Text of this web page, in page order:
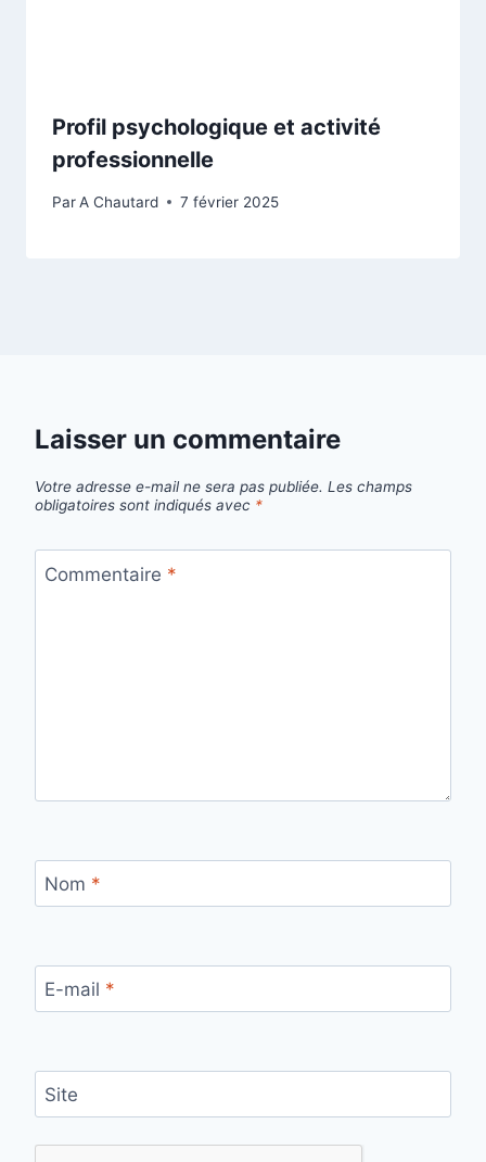
Profil psychologique et activité
professionnelle
ParA Chautard 7 février 2025
Laisser un commentaire
Votre adresse e-mail ne sera pas publiée. Les champs
obligatoires sont indiqués avec *
Commentaire *
Nom *
E-mail *
Site